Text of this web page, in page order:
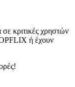
κριτικές χρηστών
ή έχουν